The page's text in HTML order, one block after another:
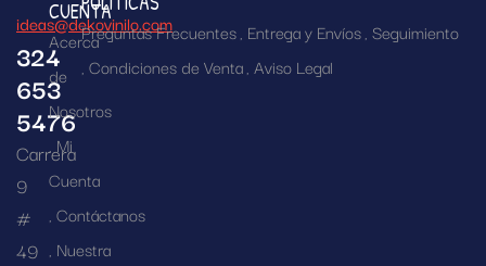
ideas@dekovinilo.com
324
653
5476
Carrera
9
#
49
CUENTA
Acerca
de
Nosotros
Mi
Cuenta
Contáctanos
Nuestra
Preguntas Frecuentes Entrega y Envíos Seguimiento
Condiciones de Venta Aviso Legal